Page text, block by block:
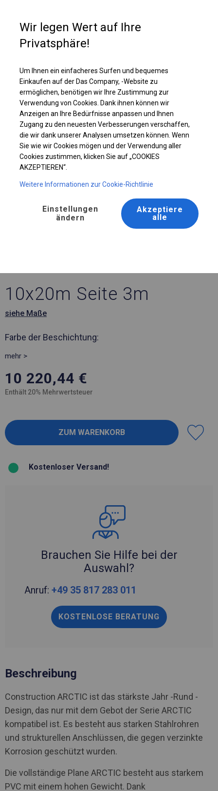
Die stärkste Zelthalle | 10x20 m
BESTSELLER
10x20m Seite 3m
siehe Maße
Farbe der Beschichtung:
mehr >
10 220,44 €
Enthält 20% Mehrwertsteuer
Kostenloser Versand!
Brauchen Sie Hilfe bei der
Auswahl?
Anruf: +49 35 817 283 011
KOSTENLOSE BERATUNG
Beschreibung
Construction ARCTIC ist das stärkste Jahr -Rund -
Design, das nur mit dem Gebot der Serie ARCTIC
kompatibel ist. Es besteht aus starken Stahlrohren
und strukturellen Anschlüssen, die gegen verzinkte
Korrosion geschützt wurden.
Die vollständige Plane ARCTIC besteht aus starkem
PVC mit einem hohen Gewicht. Dank
Wir legen Wert auf Ihre
Privatsphäre!
Um Ihnen ein einfacheres Surfen und bequemes
Einkaufen auf der Das Company, -Website zu
ermöglichen, benötigen wir Ihre Zustimmung zur
Verwendung von Cookies. Dank ihnen können wir
Anzeigen an Ihre Bedürfnisse anpassen und Ihnen
Zugang zu den neuesten Verbesserungen verschaffen,
die wir dank unserer Analysen umsetzen können. Wenn
Sie wie wir Cookies mögen und der Verwendung aller
Cookies zustimmen, klicken Sie auf „COOKIES
AKZEPTIEREN“.
Weitere Informationen zur Cookie-Richtlinie
Einstellungen
ändern
Akzeptiere
alle